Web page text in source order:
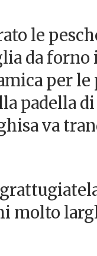
le
da forno
per le
padella
va
molto